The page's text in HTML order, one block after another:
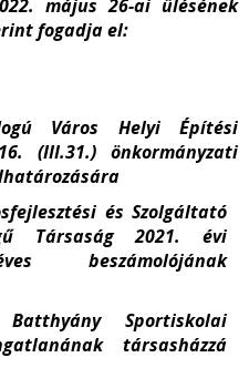
május 26-ai ülésének
fogadja el:
Város Helyi Építési
(III.31.) önkormányzati
és Szolgáltató
Társaság 2021. évi
beszámolójának
Sportiskolai
társasházzá